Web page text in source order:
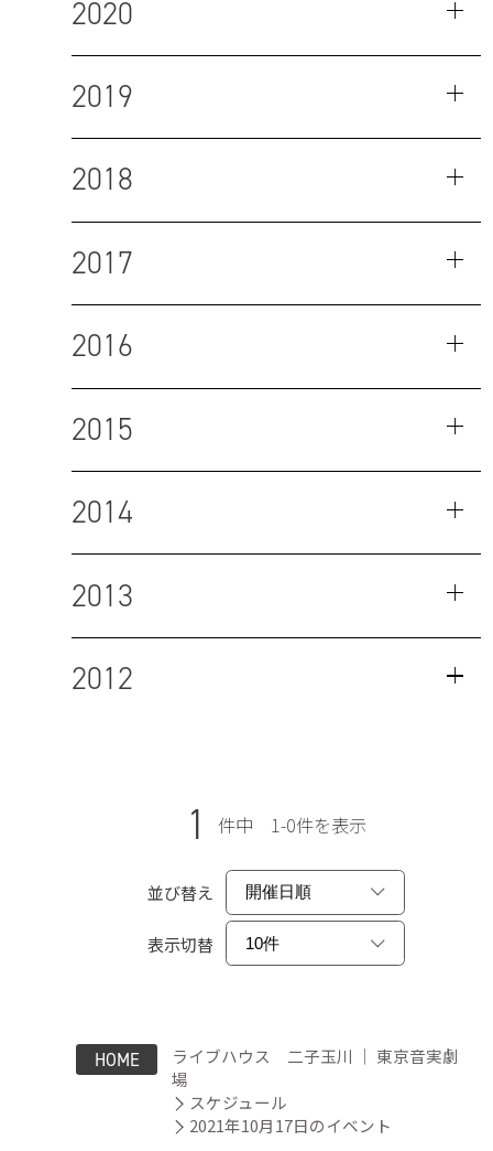
2020
2019
2018
2017
2016
2015
2014
2013
2012
1 件中 1-0件を表示
並び替え
表示切替
HOME
ライブハウス 二子玉川 ｜ 東京音実劇
場
スケジュール
2021年10月17日のイベント